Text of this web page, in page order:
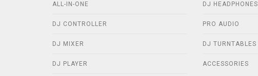
ALL-IN-ONE
DJ CONTROLLER
DJ MIXER
DJ PLAYER
DJ HEADPHONES
PRO AUDIO
DJ TURNTABLES
ACCESSORIES